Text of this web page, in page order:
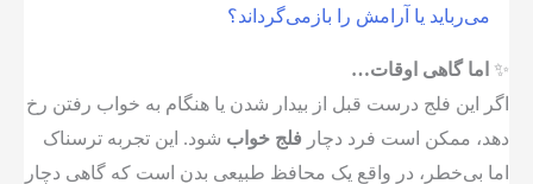
می‌رباید یا آرامش را بازمی‌گرداند؟
✨ اما گاهی اوقات…
اگر این فلج درست قبل از بیدار شدن یا هنگام به خواب رفتن رخ
دهد، ممکن است فرد دچار فلج خواب شود. این تجربه ترسناک
اما بی‌خطر، در واقع یک محافظ طبیعی بدن است که گاهی دچار